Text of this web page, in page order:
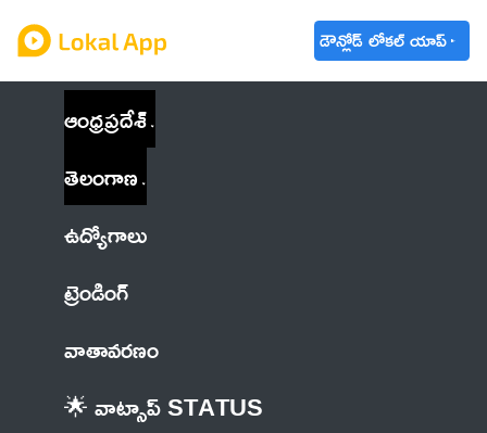
డౌన్లోడ్ లోకల్ యాప్
ఆంధ్రప్రదేశ్
తెలంగాణ
ఉద్యోగాలు
ట్రెండింగ్
వాతావరణం
🌟 వాట్సాప్ STATUS